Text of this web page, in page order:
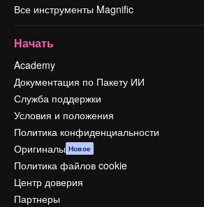
Все инструменты Magnific
Начать
Academy
Документация по Пакету ИИ
Служба поддержки
Условия и положения
Политика конфиденциальности
Оригиналы Новое
Политика файлов cookie
Центр доверия
Партнеры